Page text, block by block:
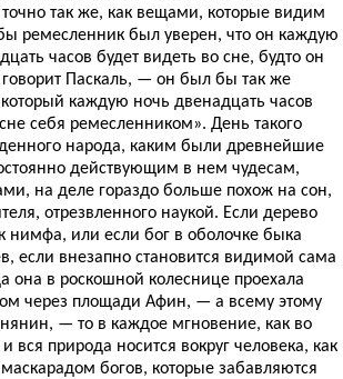
так же, как вещами, которые видим
ремесленник был уверен, что он каждую
часов будет видеть во сне, будто он
Паскаль, — он был бы так же
который каждую ночь двенадцать часов
себя ремесленником». День такого
народа, каким были древнейшие
действующим в нем чудесам,
на деле гораздо больше похож на сон,
отрезвленного наукой. Если дерево
нимфа, или если бог в оболочке быка
если внезапно становится видимой сама
она в роскошной колеснице проехала
через площади Афин, — а всему этому
— то в каждое мгновение, как во
вся природа носится вокруг человека, как
богов, которые забавляются